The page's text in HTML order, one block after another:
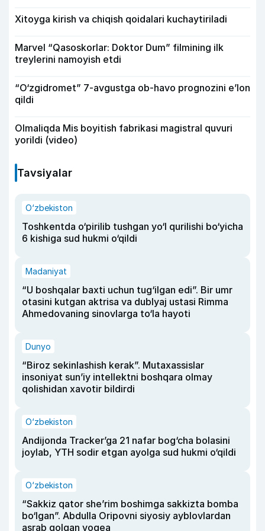
Xitoyga kirish va chiqish qoidalari kuchaytiriladi
Marvel “Qasoskorlar: Doktor Dum” filmining ilk
treylerini namoyish etdi
“O‘zgidromet” 7-avgustga ob-havo prognozini e’lon
qildi
Olmaliqda Mis boyitish fabrikasi magistral quvuri
yorildi (video)
Tavsiyalar
O‘zbekiston
Toshkentda o‘pirilib tushgan yo‘l qurilishi bo‘yicha
6 kishiga sud hukmi o‘qildi
Madaniyat
“U boshqalar baxti uchun tug‘ilgan edi”. Bir umr
otasini kutgan aktrisa va dublyaj ustasi Rimma
Ahmedovaning sinovlarga to‘la hayoti
Dunyo
“Biroz sekinlashish kerak”. Mutaxassislar
insoniyat sun’iy intellektni boshqara olmay
qolishidan xavotir bildirdi
O‘zbekiston
Andijonda Tracker’ga 21 nafar bog‘cha bolasini
joylab, YTH sodir etgan ayolga sud hukmi o‘qildi
O‘zbekiston
“Sakkiz qator she’rim boshimga sakkizta bomba
bo‘lgan”. Abdulla Oripovni siyosiy ayblovlardan
asrab qolgan voqea